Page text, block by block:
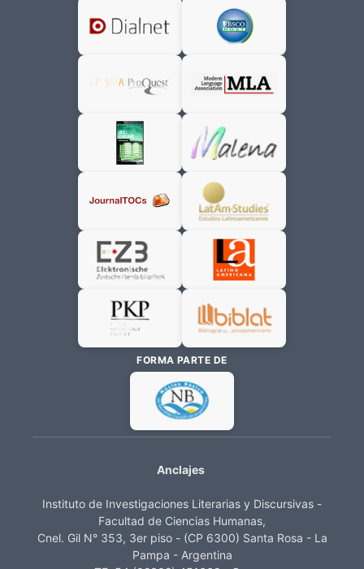
FORMA PARTE DE
Anclajes
Instituto de Investigaciones Literarias y Discursivas -
Facultad de Ciencias Humanas,
Cnel. Gil N° 353, 3er piso - (CP 6300) Santa Rosa - La
Pampa - Argentina